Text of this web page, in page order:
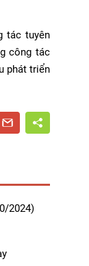
tác tuyên
công tác
phát triển
2024)